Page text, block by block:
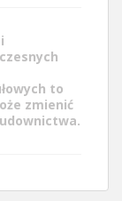
to
zmienić